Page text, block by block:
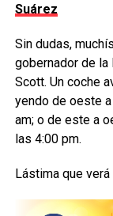
Suárez
Sin dudas,
gobernador de la
Scott. Un coche
yendo de oeste
am; o de este a
las 4:00 pm.
Lástima que